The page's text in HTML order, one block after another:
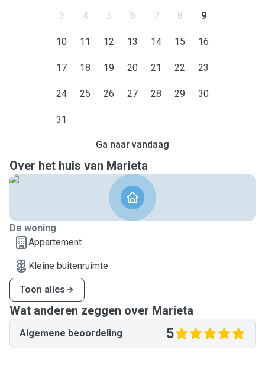
3 4 5 6 7 8 9
10 11 12 13 14 15 16
17 18 19 20 21 22 23
24 25 26 27 28 29 30
31
Ga naar vandaag
Over het huis van Marieta
De woning
Appartement
Kleine buitenruimte
Toon alles
Wat anderen zeggen over Marieta
Algemene beoordeling 5